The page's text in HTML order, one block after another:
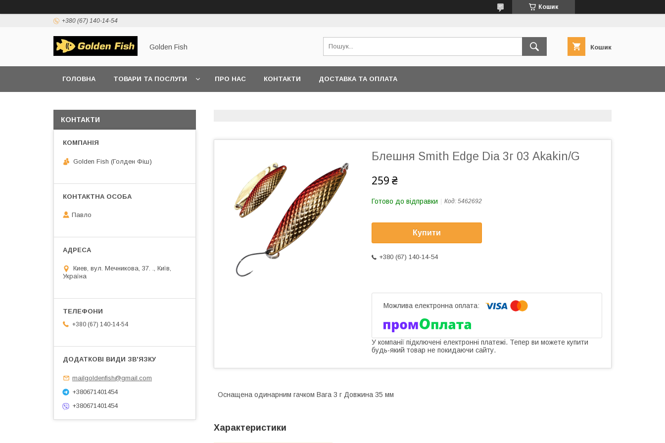
Кошик
+380 (67) 140-14-54
Golden Fish Кошик
ГОЛОВНА ТОВАРИ ТА ПОСЛУГИ ПРО НАС КОНТАКТИ ДОСТАВКА ТА ОПЛАТА
Блешня Smith Edge Dia 3г 03 Akakin/G
259 ₴
Готово до відправки Код: 5462692
Купити
+380 (67) 140-14-54
У компанії підключені електронні платежі. Тепер ви можете купити
будь-який товар не покидаючи сайту.
Оснащена одинарним гачком Вага 3 г Довжина 35 мм
Характеристики
КОНТАКТИ
Golden Fish (Голден Фіш)
Павло
Киев, вул. Мечникова, 37. ., Київ,
Україна
+380 (67) 140-14-54
mailgoldenfish@gmail.com
+380671401454
+380671401454